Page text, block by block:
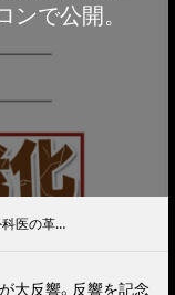
ンで公開。
科医の革…
大反響。反響を記念